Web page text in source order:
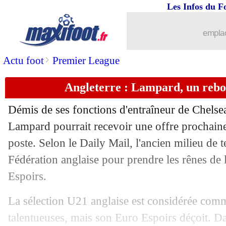
Actu foot> Premier League
Les Infos du
Angleterre : Lampard, un
Démis de ses fonctions d'entraîneur de
Lampard pourrait recevoir une offre
poste. Selon le Daily Mail, l'ancien milieu de
Fédération anglaise pour prendre les rênes
Espoirs.
La sélection U21 anglaise est considérée
talentueuses, mais son Euro Espoirs déçoit.
: Blas a eu un déclic
30/03 Ita.: Gasperini encore élu meilleur
30/03 Real: Ramos, Salah a tourné la page
Man Utd: Pogba, Raiola tacle
30/03 Lyon: Aulas n'a pas contacté
30/03 Médias : Ménès sera absent au CFC
30/03 Lille
30/03 Lyon : Galtier serait la priorité d'Aulas